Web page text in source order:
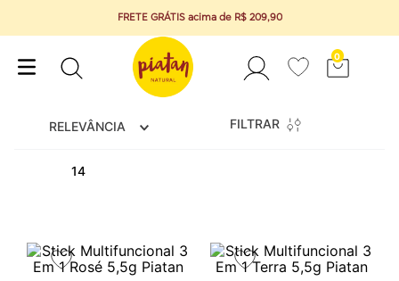
FRETE GRÁTIS acima de R$ 209,90
0
RELEVÂNCIA FILTRAR
14